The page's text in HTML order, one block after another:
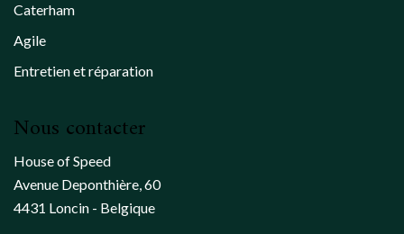
Caterham
Agile
Entretien et réparation
Nous contacter
House of Speed
Avenue Deponthière, 60
4431 Loncin - Belgique